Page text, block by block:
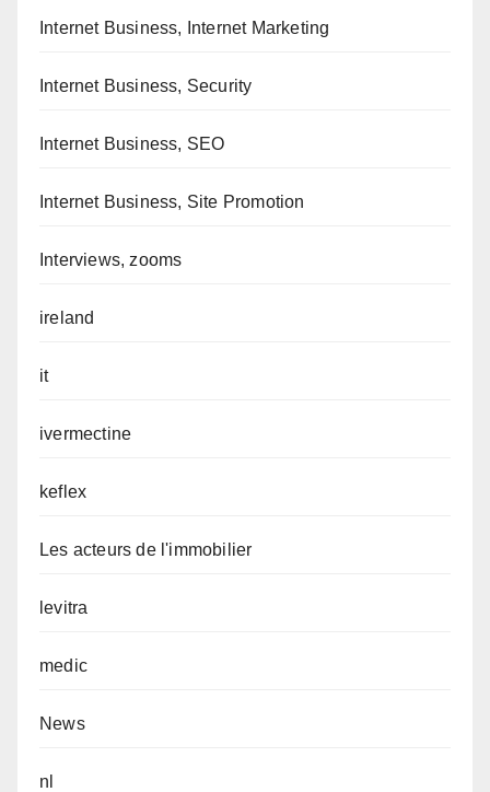
Internet Business, Internet Marketing
Internet Business, Security
Internet Business, SEO
Internet Business, Site Promotion
Interviews, zooms
ireland
it
ivermectine
keflex
Les acteurs de l'immobilier
levitra
medic
News
nl